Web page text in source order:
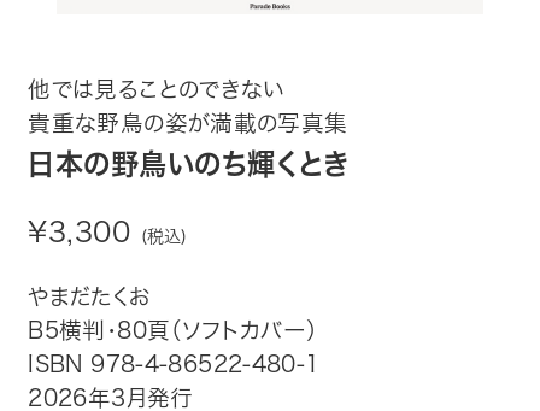
趣味・カルチャー
絵本・児童書
ビジネス・経営・情報
他では見ることのできない
貴重な野鳥の姿が満載の写真集
日本の野鳥いのち輝くとき
¥3,300 (税込)
やまだたくお
B5横判・80頁（ソフトカバー）
ISBN 978-4-86522-480-1
2026年3月発行